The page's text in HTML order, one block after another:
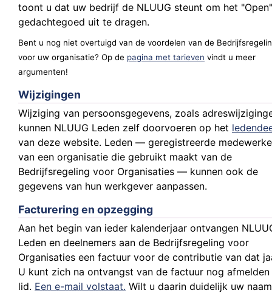
toont u dat uw bedrijf de NLUUG steunt om het "Open"
gedachtegoed uit te dragen.
Bent u nog niet overtuigd van de voordelen van de
voor uw organisatie? Op de pagina met tarieven vindt u meer
argumenten!
Wijzigingen
Wijziging van persoonsgegevens, zoals
kunnen NLUUG Leden zelf doorvoeren op het
van deze website. Leden — geregistreerde
van een organisatie die gebruikt maakt van de
Bedrijfsregeling voor Organisaties — kunnen ook de
gegevens van hun werkgever aanpassen.
Facturering en opzegging
Aan het begin van ieder kalenderjaar ontvangen
Leden en deelnemers aan de Bedrijfsregeling voor
Organisaties een factuur voor de contributie van dat
U kunt zich na ontvangst van de factuur nog afmelden
lid. Een e-mail volstaat. Wilt u daarin duidelijk uw naam